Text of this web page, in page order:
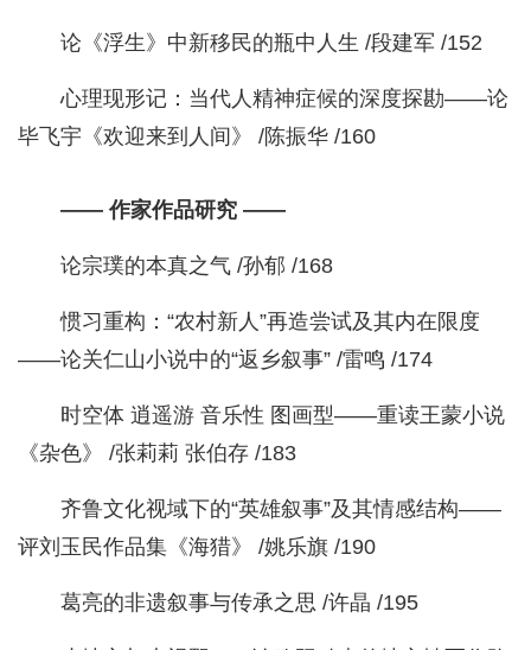
论《浮生》中新移民的瓶中人生 /段建军 /152
心理现形记：当代人精神症候的深度探勘——论
毕飞宇《欢迎来到人间》 /陈振华 /160
—— 作家作品研究 ——
论宗璞的本真之气 /孙郁 /168
惯习重构：“农村新人”再造尝试及其内在限度
——论关仁山小说中的“返乡叙事” /雷鸣 /174
时空体 逍遥游 音乐性 图画型——重读王蒙小说
《杂色》 /张莉莉 张伯存 /183
齐鲁文化视域下的“英雄叙事”及其情感结构——
评刘玉民作品集《海猎》 /姚乐旗 /190
葛亮的非遗叙事与传承之思 /许晶 /195